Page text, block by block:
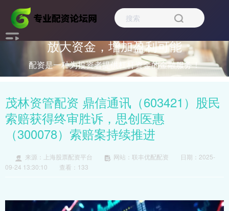
放大资金，增加盈利可能
配资是一种为投资者提供杠杆资金的金融服务！
茂林资管配资 鼎信通讯（603421）股民
索赔获得终审胜诉，思创医惠
（300078）索赔案持续推进
来源：上海股票配资平台 网站：联丰优配配资
日期：2025-
09-24 13:30:10
查看：133